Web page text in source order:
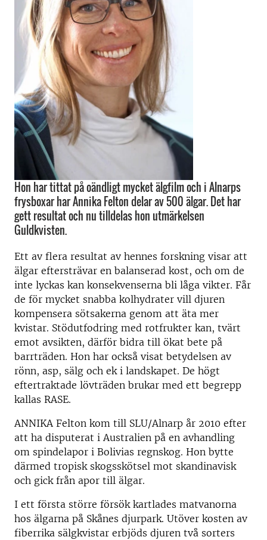
Hon har tittat på oändligt mycket älgfilm och i Alnarps
frysboxar har Annika Felton delar av 500 älgar. Det har
gett resultat och nu tilldelas hon utmärkelsen
Guldkvisten.
Ett av flera resultat av hennes forskning visar att
älgar eftersträvar en balanserad kost, och om de
inte lyckas kan konsekvenserna bli låga vikter. Får
de för mycket snabba kolhydrater vill djuren
kompensera sötsakerna genom att äta mer
kvistar. Stödutfodring med rotfrukter kan, tvärt
emot avsikten, därför bidra till ökat bete på
barrträden. Hon har också visat betydelsen av
rönn, asp, sälg och ek i landskapet. De högt
eftertraktade lövträden brukar med ett begrepp
kallas RASE.
ANNIKA Felton kom till SLU/Alnarp år 2010 efter
att ha disputerat i Australien på en avhandling
om spindelapor i Bolivias regnskog. Hon bytte
därmed tropisk skogsskötsel mot skandinavisk
och gick från apor till älgar.
I ett första större försök kartlades matvanorna
hos älgarna på Skånes djurpark. Utöver kosten av
fiberrika sälgkvistar erbjöds djuren två sorters